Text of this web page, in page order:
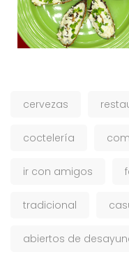
cervezas
coctelería
ir con amigos
tradicional
abiertos de